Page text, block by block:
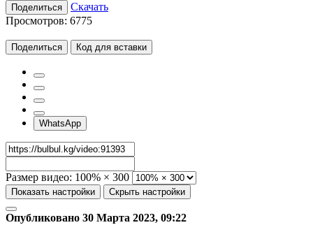
Поделиться
Скачать
Просмотров: 6775
Поделиться Код для вставки
WhatsApp
Размер видео: 100% × 300
Показать настройки Скрыть настройки
Опубликовано 30 Марта 2023, 09:22